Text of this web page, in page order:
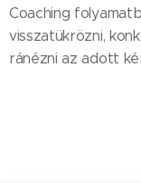
Coaching
visszatükrözni,
ránézni az adott